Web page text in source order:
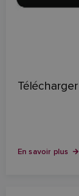
En savoir plus